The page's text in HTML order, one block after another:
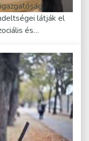
látják el
és…